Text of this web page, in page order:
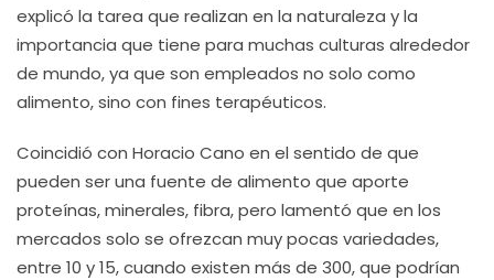
explicó la tarea que realizan en la naturaleza y la
importancia que tiene para muchas culturas alrededor
de mundo, ya que son empleados no solo como
alimento, sino con fines terapéuticos.
Coincidió con Horacio Cano en el sentido de que
pueden ser una fuente de alimento que aporte
proteínas, minerales, fibra, pero lamentó que en los
mercados solo se ofrezcan muy pocas variedades,
entre 10 y 15, cuando existen más de 300, que podrían